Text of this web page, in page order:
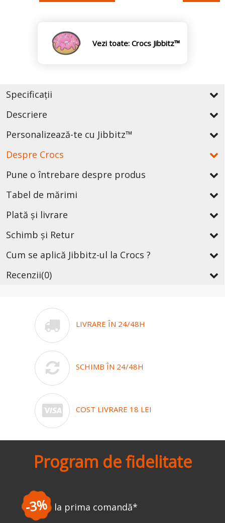
Vezi toate: Crocs Jibbitz™
Specificații
Descriere
Personalizează-te cu Jibbitz™
Despre Crocs
Pune o întrebare despre produs
Tabel de mărimi
Plată și livrare
Schimb și Retur
Cum se aplică Jibbitz-ul la Crocs ?
Recenzii(0)
LIVRARE ÎN 24/48H
SCHIMB ÎN 24/48H
COST LIVRARE 18 LEI
Program de fidelitate
-5%